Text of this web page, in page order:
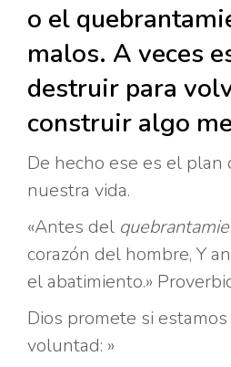
o el
malos. A veces
destruir para
construir algo
De hecho ese es el plan
nuestra vida.
«Antes del
corazón del hombre, Y
el abatimiento.»
Dios promete si
voluntad: »